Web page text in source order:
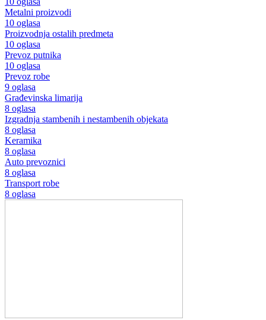
Metalni proizvodi
10 oglasa
Proizvodnja ostalih predmeta
10 oglasa
Prevoz putnika
10 oglasa
Prevoz robe
9 oglasa
Građevinska limarija
8 oglasa
Izgradnja stambenih i nestambenih objekata
8 oglasa
Keramika
8 oglasa
Auto prevoznici
8 oglasa
Transport robe
8 oglasa